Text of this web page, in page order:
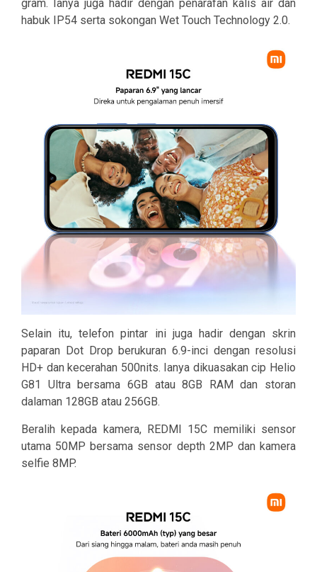
gram. Ianya juga hadir dengan penarafan kalis air dan
habuk IP54 serta sokongan Wet Touch Technology 2.0.
Selain itu, telefon pintar ini juga hadir dengan skrin
paparan Dot Drop berukuran 6.9-inci dengan resolusi
HD+ dan kecerahan 500nits. Ianya dikuasakan cip Helio
G81 Ultra bersama 6GB atau 8GB RAM dan storan
dalaman 128GB atau 256GB.
Beralih kepada kamera, REDMI 15C memiliki sensor
utama 50MP bersama sensor depth 2MP dan kamera
selfie 8MP.